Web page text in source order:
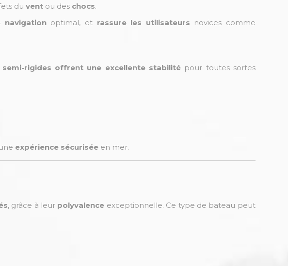
duvent ou des chocs.
optimal, et rassure les utilisateurs novices comme
semi-rigides offrent une excellente stabilitépour toutes sortes
expérience sécurisée en mer.
, grâce à leur polyvalence exceptionnelle. Ce type de bateau peut